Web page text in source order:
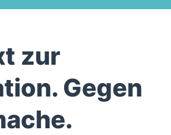
zur
Gegen